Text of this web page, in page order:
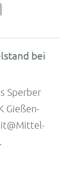
bei
Sperber
Gießen-